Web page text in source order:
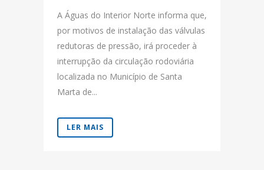
A Águas do Interior Norte informa que,
por motivos de instalação das válvulas
redutoras de pressão, irá proceder à
interrupção da circulação rodoviária
localizada no Município de Santa
Marta de...
LER MAIS